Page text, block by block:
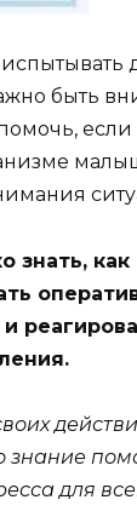
быть
знать,
знание
для